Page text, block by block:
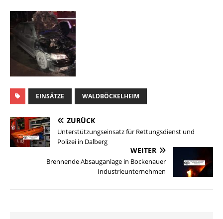
EINSÄTZE WALDBÖCKELHEIM
ZURÜCK
Unterstützungseinsatz für Rettungsdienst und
Polizei in Dalberg
WEITER
Brennende Absauganlage in Bockenauer
Industrieunternehmen